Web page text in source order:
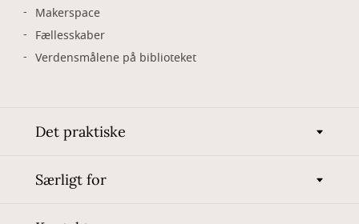
Makerspace
Fællesskaber
Verdensmålene på biblioteket
Det praktiske
Særligt for